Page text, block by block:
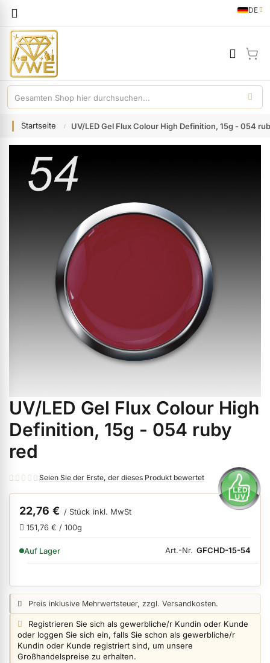
Sprache
DE
German
Weihnachtsmarkt anzeigen
Gel anzeigen
Gel Polish anzeigen
Acryl anzeigen
Nagellack & Flüssigkeiten anzeigen
NailArt anzeigen
Hygiene anzeigen
Startseite UV/LED Gel Flux Colour High Definition, 15g - 054
Zum
Anfang
der
Bildgalerie
UV/LED Gel Flux Colour High
Definition, 15g - 054 ruby
red
Seien Sie der Erste, der dieses Produkt bewertet
22,76 € / Stück inkl. MwSt
151,76 € / 100g
VERFÜGBARKEIT:
Auf Lager Art.-Nr. GFCHD-15-54
Preisangabe:
Preis inklusive Mehrwertsteuer, zzgl. Versandkosten.
Login info:
Registrieren Sie sich als gewerbliche/r Kundin oder Kunde
oder loggen Sie sich ein, falls Sie schon als gewerbliche/r
Kundin oder Kunde registriert sind, um unsere
Großhandelspreise zu erhalten.